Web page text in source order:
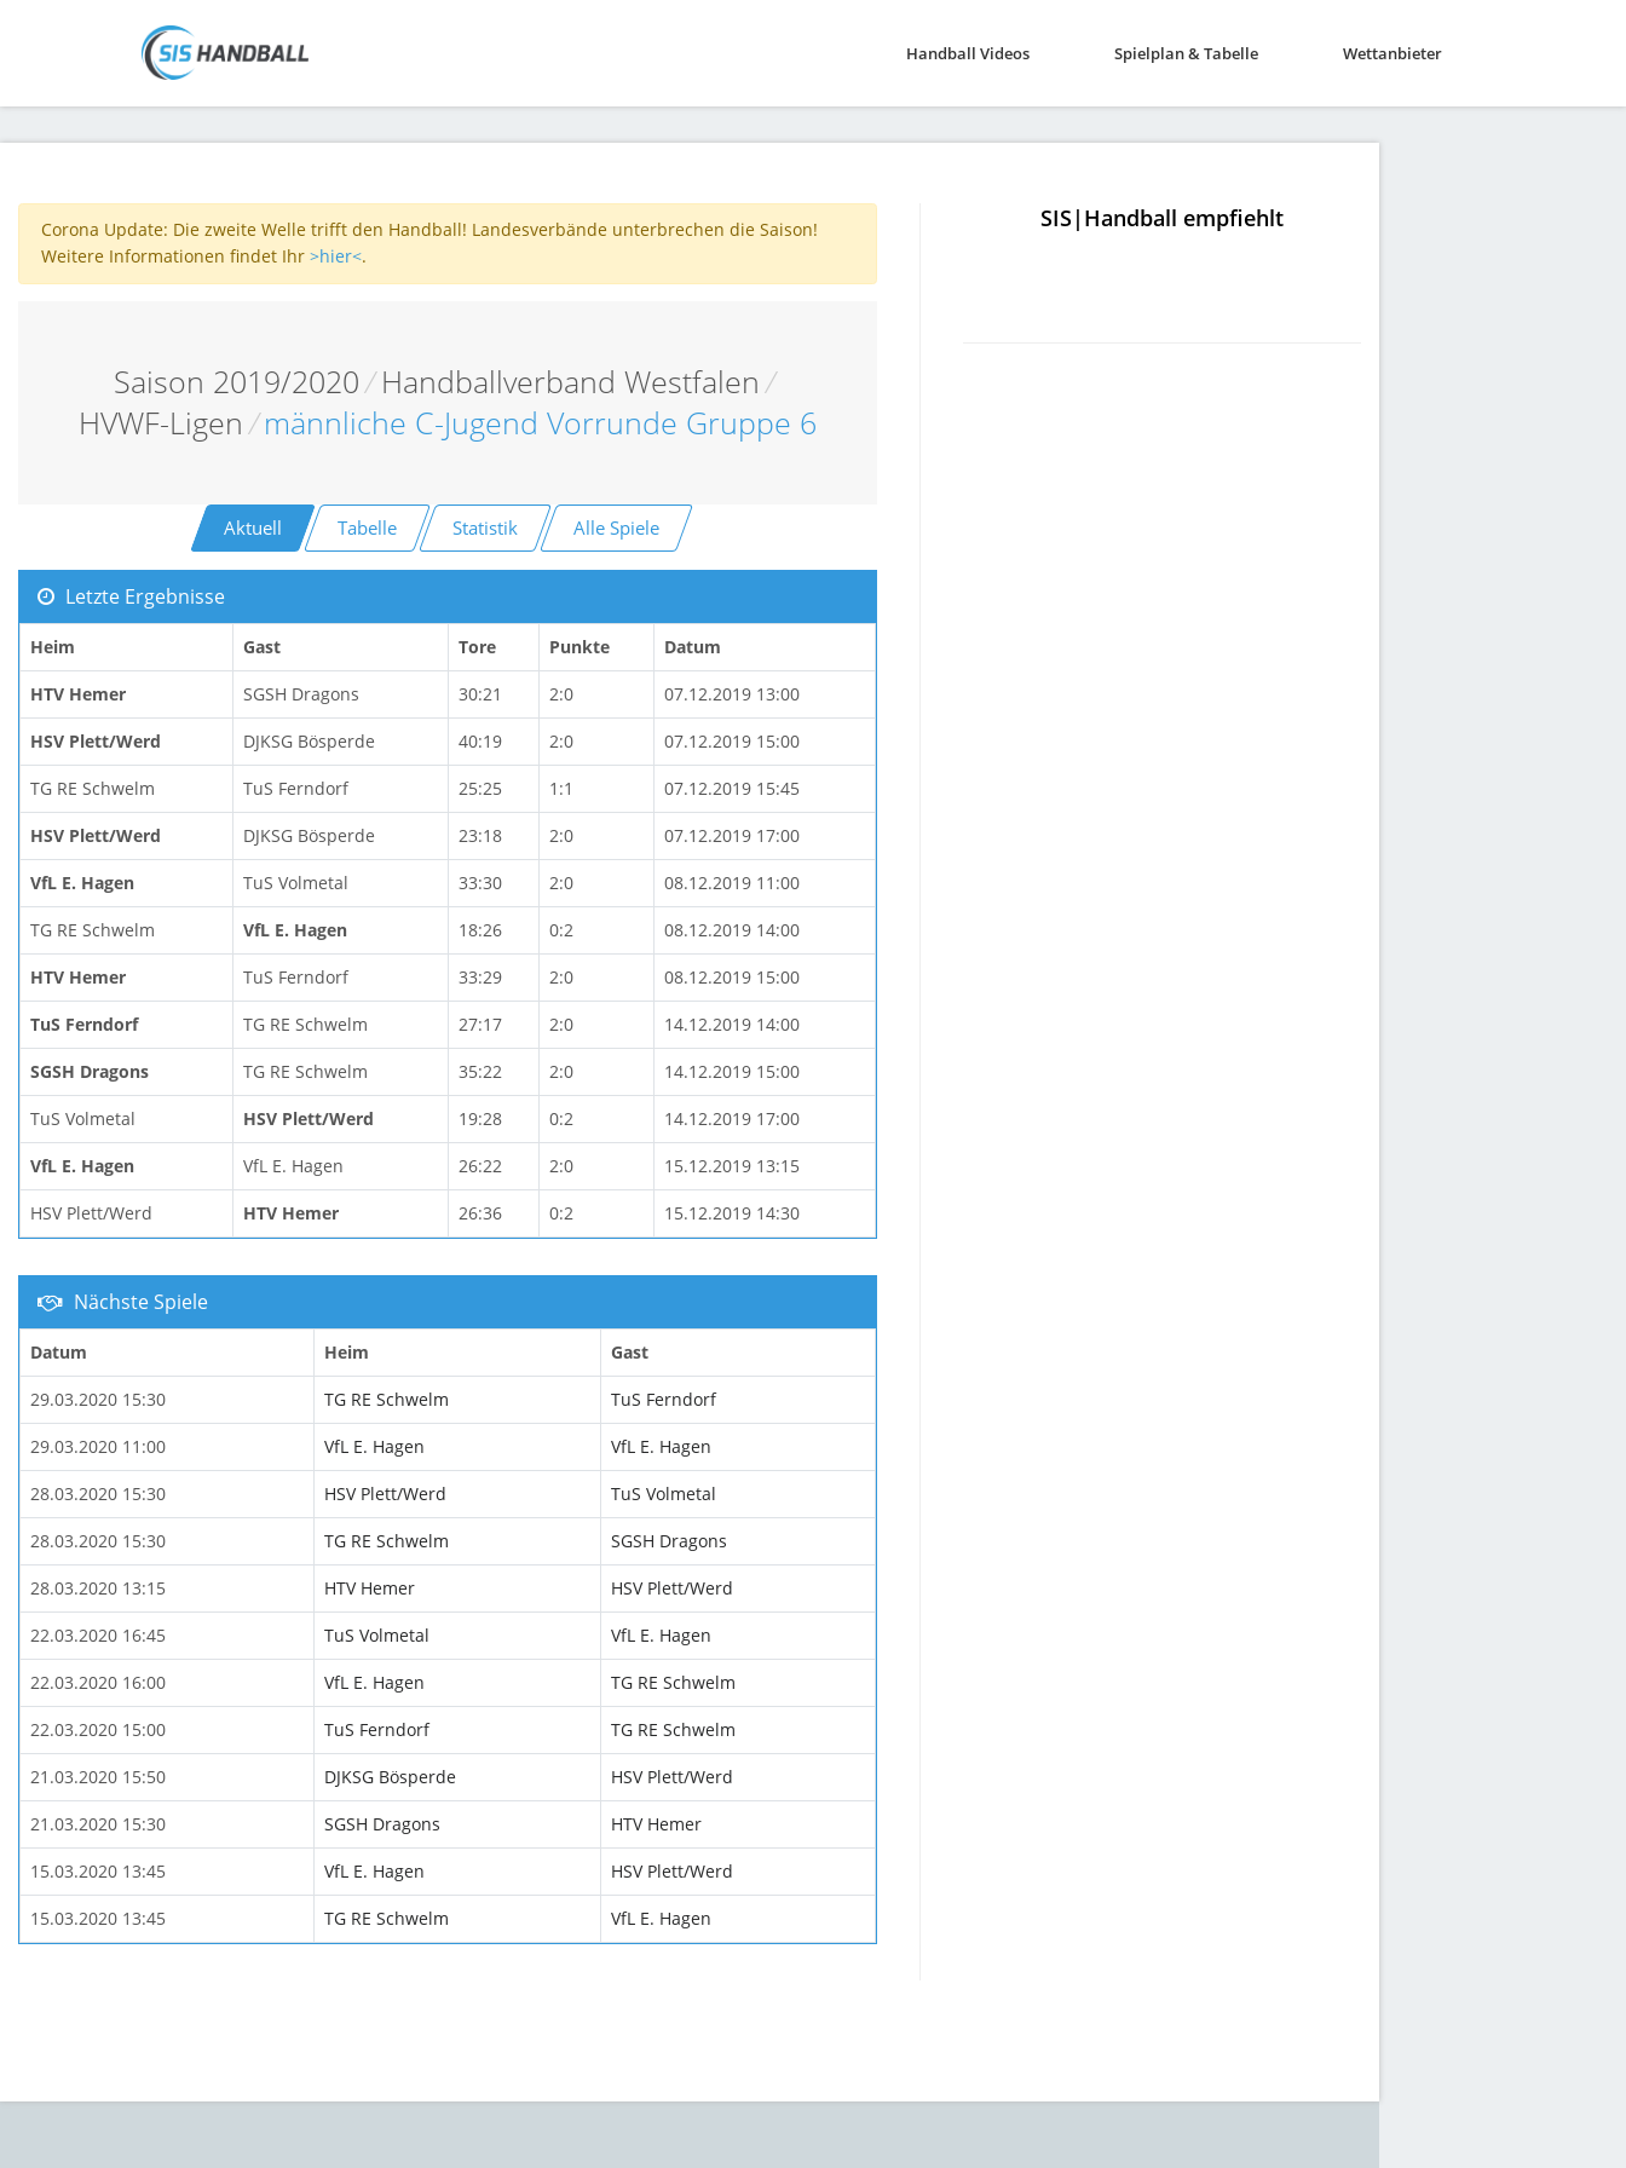
Handball Videos Spielplan & Tabelle Wettanbieter
Corona Update: Die zweite Welle trifft den Handball! Landesverbände unterbrechen die Saison!
Weitere Informationen findet Ihr >hier<.
Saison 2019/2020/ Handballverband Westfalen /
HVWF-Ligen/männliche C-Jugend Vorrunde Gruppe 6
Aktuell Tabelle Statistik Alle Spiele
Letzte Ergebnisse
Heim Gast Tore Punkte Datum
HTV Hemer SGSH Dragons 30:21 2:0 07.12.2019 13:00
HSV Plett/Werd DJKSG Bösperde 40:19 2:0 07.12.2019 15:00
TG RE Schwelm TuS Ferndorf 25:25 1:1 07.12.2019 15:45
HSV Plett/Werd DJKSG Bösperde 23:18 2:0 07.12.2019 17:00
VfL E. Hagen TuS Volmetal 33:30 2:0 08.12.2019 11:00
TG RE Schwelm VfL E. Hagen 18:26 0:2 08.12.2019 14:00
HTV Hemer TuS Ferndorf 33:29 2:0 08.12.2019 15:00
TuS Ferndorf TG RE Schwelm 27:17 2:0 14.12.2019 14:00
SGSH Dragons TG RE Schwelm 35:22 2:0 14.12.2019 15:00
TuS Volmetal HSV Plett/Werd 19:28 0:2 14.12.2019 17:00
VfL E. Hagen VfL E. Hagen 26:22 2:0 15.12.2019 13:15
HSV Plett/Werd HTV Hemer 26:36 0:2 15.12.2019 14:30
Nächste Spiele
Datum Heim Gast
29.03.2020 15:30 TG RE Schwelm TuS Ferndorf
29.03.2020 11:00 VfL E. Hagen VfL E. Hagen
28.03.2020 15:30 HSV Plett/Werd TuS Volmetal
28.03.2020 15:30 TG RE Schwelm SGSH Dragons
28.03.2020 13:15 HTV Hemer HSV Plett/Werd
22.03.2020 16:45 TuS Volmetal VfL E. Hagen
22.03.2020 16:00 VfL E. Hagen TG RE Schwelm
22.03.2020 15:00 TuS Ferndorf TG RE Schwelm
21.03.2020 15:50 DJKSG Bösperde HSV Plett/Werd
21.03.2020 15:30 SGSH Dragons HTV Hemer
15.03.2020 13:45 VfL E. Hagen HSV Plett/Werd
15.03.2020 13:45 TG RE Schwelm VfL E. Hagen
SIS|Handball empfiehlt